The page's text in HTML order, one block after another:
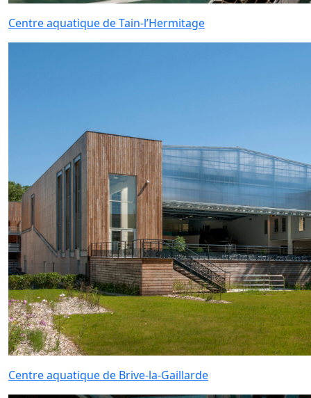
Centre aquatique de Tain-l’Hermitage
Centre aquatique de Brive-la-Gaillarde